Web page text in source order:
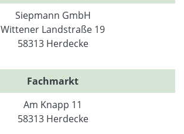
Siepmann GmbH
Wittener Landstraße 19
58313 Herdecke
Fachmarkt
Am Knapp 11
58313 Herdecke